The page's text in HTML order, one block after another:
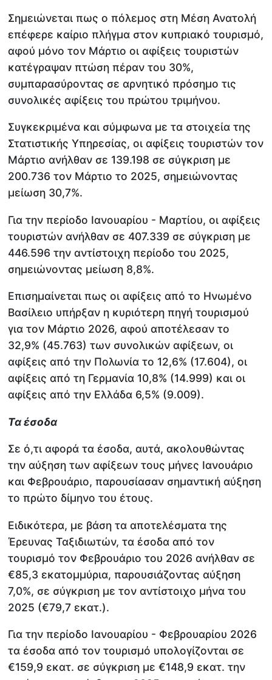
Σημειώνεται πως ο πόλεμος στη Μέση Ανατολή
επέφερε καίριο πλήγμα στον κυπριακό τουρισμό,
αφού μόνο τον Μάρτιο οι αφίξεις τουριστών
κατέγραψαν πτώση πέραν του 30%,
συμπαρασύροντας σε αρνητικό πρόσημο τις
συνολικές αφίξεις του πρώτου τριμήνου.
Συγκεκριμένα και σύμφωνα με τα στοιχεία της
Στατιστικής Υπηρεσίας, οι αφίξεις τουριστών τον
Μάρτιο ανήλθαν σε 139.198 σε σύγκριση με
200.736 τον Μάρτιο το 2025, σημειώνοντας
μείωση 30,7%.
Για την περίοδο Ιανουαρίου - Μαρτίου, οι αφίξεις
τουριστών ανήλθαν σε 407.339 σε σύγκριση με
446.596 την αντίστοιχη περίοδο του 2025,
σημειώνοντας μείωση 8,8%.
Επισημαίνεται πως οι αφίξεις από το Ηνωμένο
Βασίλειο υπήρξαν η κυριότερη πηγή τουρισμού
για τον Μάρτιο 2026, αφού αποτέλεσαν το
32,9% (45.763) των συνολικών αφίξεων, οι
αφίξεις από την Πολωνία το 12,6% (17.604), οι
αφίξεις από τη Γερμανία 10,8% (14.999) και οι
αφίξεις από την Ελλάδα 6,5% (9.009).
Τα έσοδα
Σε ό,τι αφορά τα έσοδα, αυτά, ακολουθώντας
την αύξηση των αφίξεων τους μήνες Ιανουάριο
και Φεβρουάριο, παρουσίασαν σημαντική αύξηση
το πρώτο δίμηνο του έτους.
Ειδικότερα, με βάση τα αποτελέσματα της
Έρευνας Ταξιδιωτών, τα έσοδα από τον
τουρισμό τον Φεβρουάριο του 2026 ανήλθαν σε
€85,3 εκατομμύρια, παρουσιάζοντας αύξηση
7,0%, σε σύγκριση με τον αντίστοιχο μήνα του
2025 (€79,7 εκατ.).
Για την περίοδο Ιανουαρίου - Φεβρουαρίου 2026
τα έσοδα από τον τουρισμό υπολογίζονται σε
€159,9 εκατ. σε σύγκριση με €148,9 εκατ. την